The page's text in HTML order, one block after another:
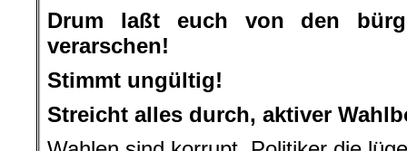
Drum laßt euch von den
verarschen!
Stimmt ungültig!
Streicht alles durch, aktiver